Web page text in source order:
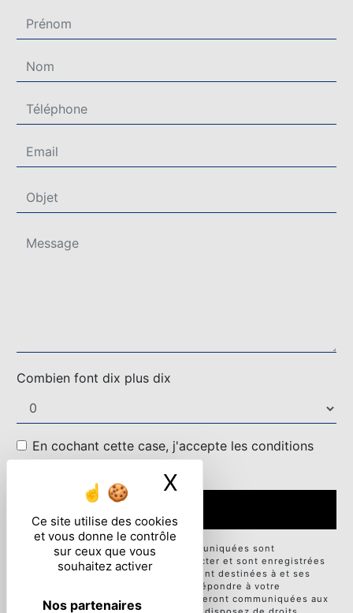
Ce site utilise des cookies
et vous donne le contrôle
sur ceux que vous
souhaitez activer
Nos partenaires
X Masquer le
Combien font dix plus dix
En cochant cette case, j'accepte les conditions
particulières ci-dessous **
** Les données personnelles communiquées sont
nécessaires aux fins de vous contacter et sont enregistrées
dans un fichier informatisé. Elles sont destinées à et ses
sous-traitants dans le seul but de répondre à votre
message. Les données collectées seront communiquées aux